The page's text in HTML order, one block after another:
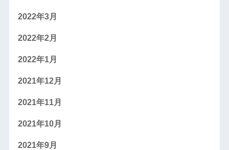
2022年3月
2022年2月
2022年1月
2021年12月
2021年11月
2021年10月
2021年9月